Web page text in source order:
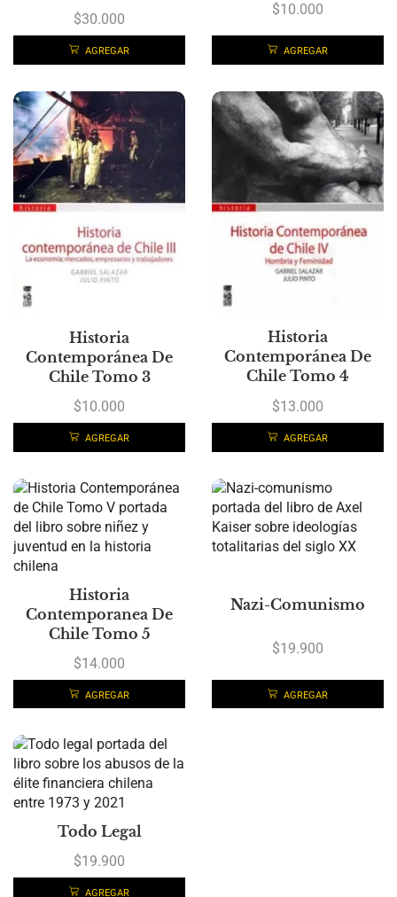
$30.000
AGREGAR
$10.000
AGREGAR
Historia
Contemporánea De
Chile Tomo 3
$10.000
AGREGAR
Historia
Contemporánea De
Chile Tomo 4
$13.000
AGREGAR
Historia
Contemporanea De
Chile Tomo 5
$14.000
AGREGAR
Nazi-Comunismo
$19.900
AGREGAR
Todo Legal
$19.900
AGREGAR